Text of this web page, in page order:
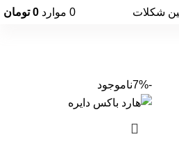
0 موارد 0 تومان
-7% ناموجود